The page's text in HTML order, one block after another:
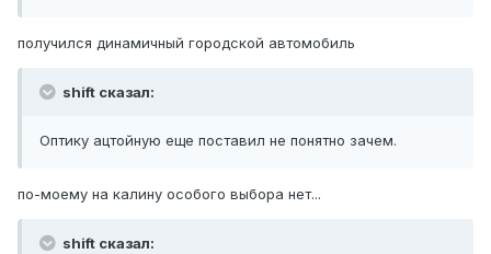
получился динамичный городской автомобиль
shift сказал:
Оптику ацтойную еще поставил не понятно зачем.
по-моему на калину особого выбора нет...
shift сказал: